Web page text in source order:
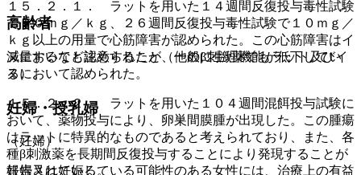
１５．２．１． ラットを用いた１４週間反復投与毒性試験
で３０ｍｇ／ｋｇ、２６週間反復投与毒性試験で１０ｍｇ／
ｋｇ以上の用量で心筋障害が認められた。この心筋障害はイ
ヌにおいても認められたが、他のβ刺激薬でもラット及びイ
ヌにおいて認められた。
１５．２．２． ラットを用いた１０４週間混餌投与試験に
おいて、薬物投与により、卵巣間膜腫が出現した。この腫瘍
はラットに特異的なものであると考えられており、また、各
種β刺激薬を長期間反復投与することにより発現することが
報告されている。
高齢者
減量するなど注意すること（一般に生理機能が低下してい
る）。
妊婦・授乳婦
（妊婦）
妊婦又は妊娠している可能性のある女性には、治療上の有益